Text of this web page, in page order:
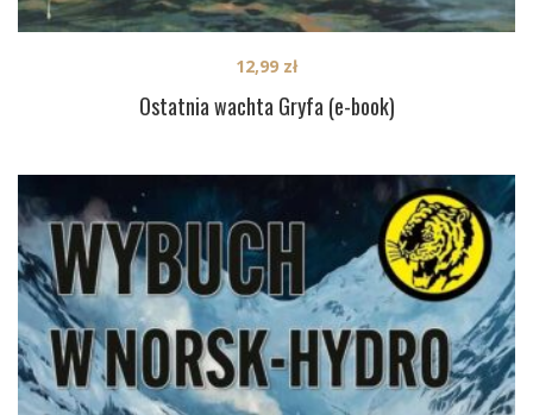
Ostatnia wachta Gryfa (e-book)
12,99 zł